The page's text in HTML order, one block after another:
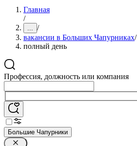
Главная
/
... /
вакансии в Больших Чапурниках/
полный день
Профессия, должность или компания
Большие Чапурники